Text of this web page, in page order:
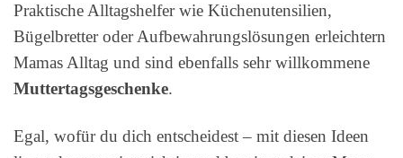
Praktische Alltagshelfer wie Küchenutensilien,
Bügelbretter oder Aufbewahrungslösungen erleichtern
Mamas Alltag und sind ebenfalls sehr willkommene
Muttertagsgeschenke.
Egal, wofür du dich entscheidest – mit diesen Ideen